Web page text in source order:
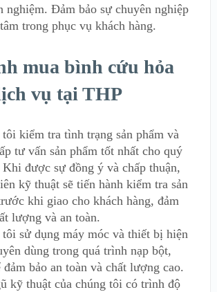
nghiệm. Đảm bảo sự chuyên nghiệp
trong phục vụ khách hàng.
mua bình cứu hỏa
vụ tại THP
tôi kiểm tra tình trạng sản phẩm và
tư vấn sản phẩm tốt nhất cho quý
Khi được sự đồng ý và chấp thuận,
kỹ thuật sẽ tiến hành kiểm tra sản
khi giao cho khách hàng, đảm
lượng và an toàn.
tôi sử dụng máy móc và thiết bị hiện
dùng trong quá trình nạp bột,
bảo an toàn và chất lượng cao.
kỹ thuật của chúng tôi có trình độ